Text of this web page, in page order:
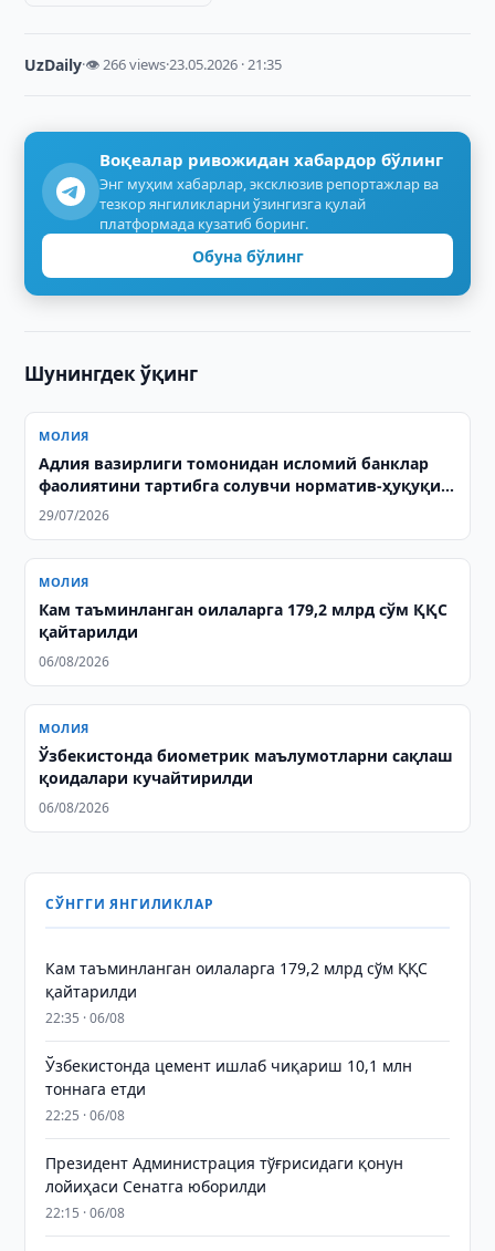
UzDaily·👁 266 views·23.05.2026 · 21:35
Воқеалар ривожидан хабардор бўлинг
Энг муҳим хабарлар, эксклюзив репортажлар ва
тезкор янгиликларни ўзингизга қулай
платформада кузатиб боринг.
Обуна бўлинг
Шунингдек ўқинг
МОЛИЯ
Адлия вазирлиги томонидан исломий банклар
фаолиятини тартибга солувчи норматив-ҳуқуқий
ҳужжатлар давлат рўйхатидан ўтказилди
29/07/2026
МОЛИЯ
Кам таъминланган оилаларга 179,2 млрд сўм ҚҚС
қайтарилди
06/08/2026
МОЛИЯ
Ўзбекистонда биометрик маълумотларни сақлаш
қоидалари кучайтирилди
06/08/2026
СЎНГГИ ЯНГИЛИКЛАР
Кам таъминланган оилаларга 179,2 млрд сўм ҚҚС
қайтарилди
22:35 · 06/08
Ўзбекистонда цемент ишлаб чиқариш 10,1 млн
тоннага етди
22:25 · 06/08
Президент Администрация тўғрисидаги қонун
лойиҳаси Сенатга юборилди
22:15 · 06/08